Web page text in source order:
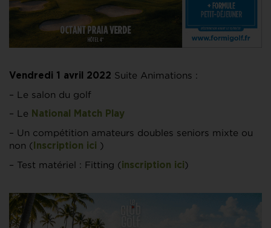
Vendredi 1 avril 2022 Suite Animations :
– Le salon du golf
– Le National Match Play
– Un compétition amateurs doubles seniors mixte ou
non ( Inscription ici )
– Test matériel : Fitting (inscription ici)